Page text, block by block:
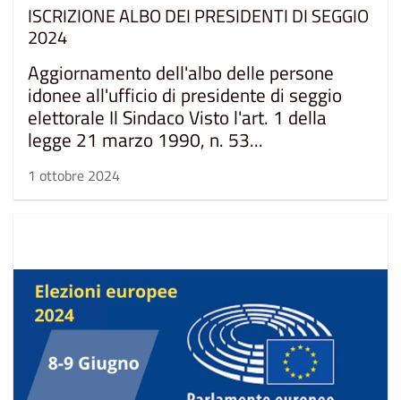
ISCRIZIONE ALBO DEI PRESIDENTI DI SEGGIO
2024
Aggiornamento dell'albo delle persone
idonee all'ufficio di presidente di seggio
elettorale Il Sindaco Visto l'art. 1 della
legge 21 marzo 1990, n. 53...
1 ottobre 2024